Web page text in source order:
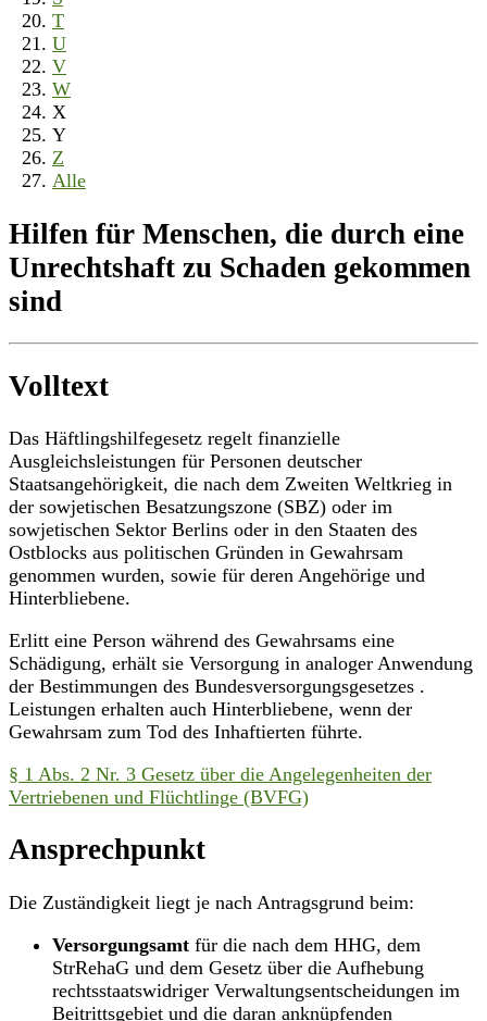
T
U
V
W
X
Y
Z
Alle
Hilfen für Menschen, die durch eine
Unrechtshaft zu Schaden gekommen
sind
Volltext
Das Häftlingshilfegesetz regelt finanzielle
Ausgleichsleistungen für Personen deutscher
Staatsangehörigkeit, die nach dem Zweiten Weltkrieg in
der sowjetischen Besatzungszone (SBZ) oder im
sowjetischen Sektor Berlins oder in den Staaten des
Ostblocks aus politischen Gründen in Gewahrsam
genommen wurden, sowie für deren Angehörige und
Hinterbliebene.
Erlitt eine Person während des Gewahrsams eine
Schädigung, erhält sie Versorgung in analoger Anwendung
der Bestimmungen des Bundesversorgungsgesetzes .
Leistungen erhalten auch Hinterbliebene, wenn der
Gewahrsam zum Tod des Inhaftierten führte.
§ 1 Abs. 2 Nr. 3 Gesetz über die Angelegenheiten der
Vertriebenen und Flüchtlinge (BVFG)
Ansprechpunkt
Die Zuständigkeit liegt je nach Antragsgrund beim:
Versorgungsamt für die nach dem HHG, dem
StrRehaG und dem Gesetz über die Aufhebung
rechtsstaatswidriger Verwaltungsentscheidungen im
Beitrittsgebiet und die daran anknüpfenden